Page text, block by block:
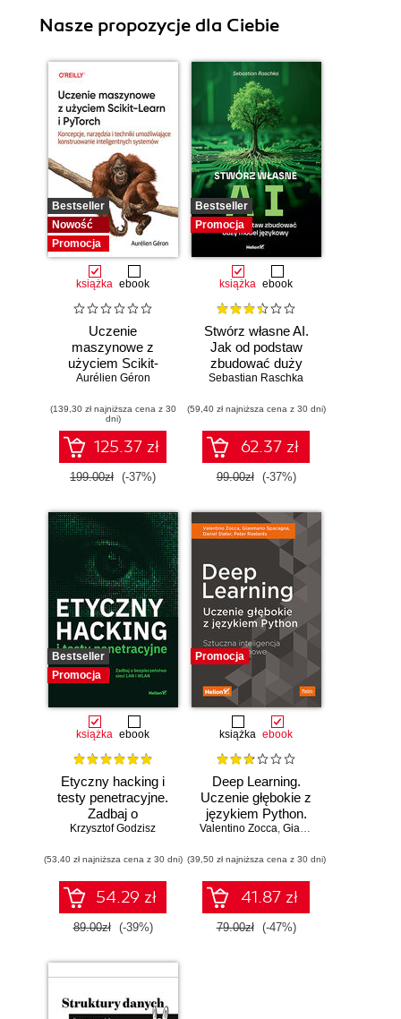
Nasze propozycje dla Ciebie
Bestseller
Nowość
Promocja
książka ebook
Uczenie
maszynowe z
użyciem Scikit-
Learn i PyTorch.
narzędzia i techniki
umożliwiające
konstruowanie
inteligentnych
systemów
Aurélien Géron
(139,30 zł najniższa cena z 30
dni)
125.37 zł
199.00zł (-37%)
Bestseller
Promocja
książka ebook
Stwórz własne AI.
Jak od podstaw
zbudować duży
model językowy
Sebastian Raschka
(59,40 zł najniższa cena z 30 dni)
62.37 zł
99.00zł (-37%)
Bestseller
Promocja
książka ebook
Etyczny hacking i
testy penetracyjne.
Zadbaj o
bezpieczeństwo
Krzysztof Godzisz
(53,40 zł najniższa cena z 30 dni)
54.29 zł
89.00zł (-39%)
Promocja
książka ebook
Deep Learning.
Uczenie głębokie z
językiem Python.
Sztuczna
neuronowe
Valentino Zocca, Gianmario Spacagna
(39,50 zł najniższa cena z 30 dni)
41.87 zł
79.00zł (-47%)